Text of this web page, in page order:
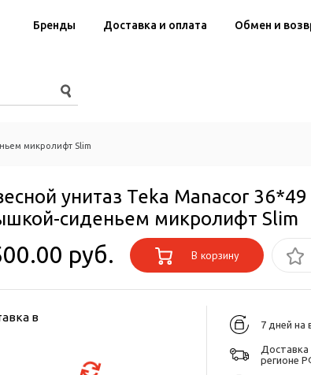
Бренды Доставка и оплата Обмен и
микролифт Slim
унитаз Teka Manacor
сиденьем микролифт Slim
руб. В корзину
в
7 дней на
регионе